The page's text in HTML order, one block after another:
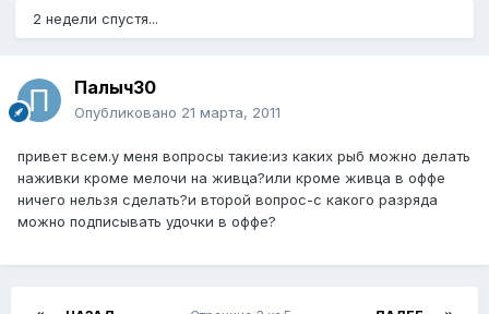
2 недели спустя...
Палыч30
Опубликовано 21 марта, 2011
привет всем.у меня вопросы такие:из каких рыб можно делать
наживки кроме мелочи на живца?или кроме живца в оффе
ничего нельзя сделать?и второй вопрос-с какого разряда
можно подписывать удочки в оффе?